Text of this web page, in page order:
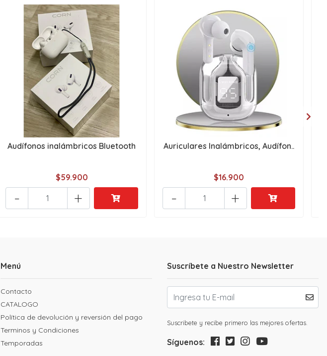
Audífonos inalámbricos Bluetooth
$59.900
+
-
Auriculares Inalámbricos, Audífon..
$16.900
+
-
Menú
Contacto
CATALOGO
Política de devolución y reversión del pago
Terminos y Condiciones
Temporadas
Suscríbete a Nuestro Newsletter
Suscribete y recibe primero las mejores ofertas.
Síguenos: